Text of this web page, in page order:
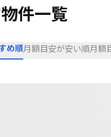
件一覧
め順月額目安が安い順月額